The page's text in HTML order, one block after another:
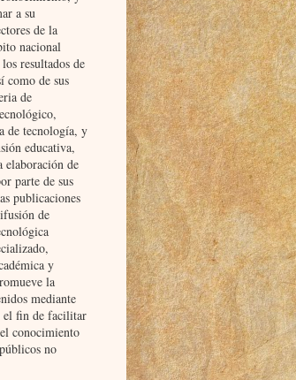
a su
de la
nacional
resultados de
como de sus
de
de tecnología, y
educativa,
elaboración de
parte de sus
publicaciones
de
y
la
mediante
el fin de facilitar
conocimiento
no